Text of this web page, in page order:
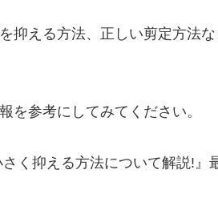
抑える方法、正しい剪定方法
を参考にしてみてください。
く抑える方法について解説!』